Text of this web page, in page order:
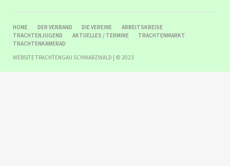
NAVIGATION
ÜBERSPRINGEN
HOME DER VERBAND DIE VEREINE
ARBEITSKREISE
TRACHTENJUGEND
AKTUELLES / TERMINE
TRACHTENMARKT
TRACHTENKAMERAD
WEBSITE TRACHTENGAU SCHWARZWALD | © 2023